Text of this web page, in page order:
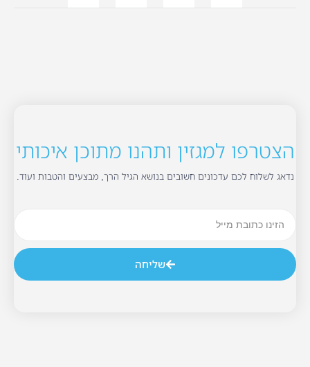
הצטרפו למגזין ותהנו מתוכן איכותי
נדאג לשלוח לכם עדכונים חשובים בנושא הגיל הרך, מבצעים והטבות ועוד.
שליחה